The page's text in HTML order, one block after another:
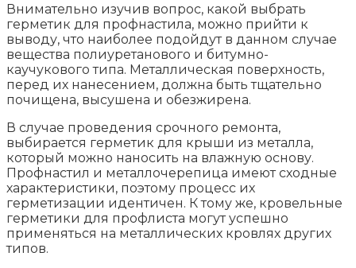
Внимательно изучив вопрос, какой выбрать
герметик для профнастила, можно прийти к
выводу, что наиболее подойдут в данном случае
вещества полиуретанового и битумно-
каучукового типа. Металлическая поверхность,
перед их нанесением, должна быть тщательно
почищена, высушена и обезжирена.
В случае проведения срочного ремонта,
выбирается герметик для крыши из металла,
который можно наносить на влажную основу.
Профнастил и металлочерепица имеют сходные
характеристики, поэтому процесс их
герметизации идентичен. К тому же, кровельные
герметики для профлиста могут успешно
применяться на металлических кровлях других
типов.